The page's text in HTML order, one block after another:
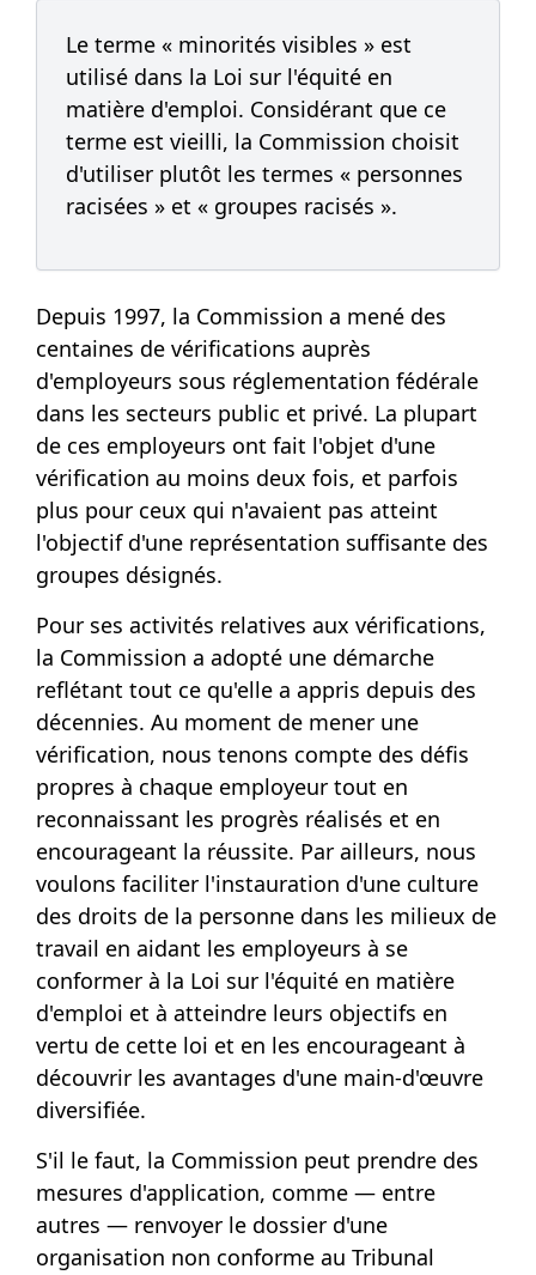
Le terme « minorités visibles » est
utilisé dans la Loi sur l'équité en
matière d'emploi. Considérant que ce
terme est vieilli, la Commission choisit
d'utiliser plutôt les termes « personnes
racisées » et « groupes racisés ».
Depuis 1997, la Commission a mené des
centaines de vérifications auprès
d'employeurs sous réglementation fédérale
dans les secteurs public et privé. La plupart
de ces employeurs ont fait l'objet d'une
vérification au moins deux fois, et parfois
plus pour ceux qui n'avaient pas atteint
l'objectif d'une représentation suffisante des
groupes désignés.
Pour ses activités relatives aux vérifications,
la Commission a adopté une démarche
reflétant tout ce qu'elle a appris depuis des
décennies. Au moment de mener une
vérification, nous tenons compte des défis
propres à chaque employeur tout en
reconnaissant les progrès réalisés et en
encourageant la réussite. Par ailleurs, nous
voulons faciliter l'instauration d'une culture
des droits de la personne dans les milieux de
travail en aidant les employeurs à se
conformer à la Loi sur l'équité en matière
d'emploi et à atteindre leurs objectifs en
vertu de cette loi et en les encourageant à
découvrir les avantages d'une main-d'œuvre
diversifiée.
S'il le faut, la Commission peut prendre des
mesures d'application, comme — entre
autres — renvoyer le dossier d'une
organisation non conforme au Tribunal